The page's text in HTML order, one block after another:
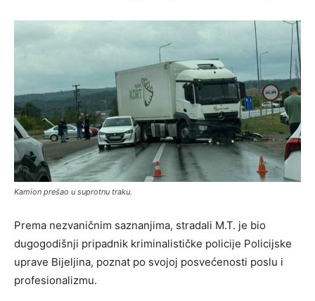
Kamion prešao u suprotnu traku.
Prema nezvaničnim saznanjima, stradali M.T. je bio
dugogodišnji pripadnik kriminalističke policije Policijske
uprave Bijeljina, poznat po svojoj posvećenosti poslu i
profesionalizmu.